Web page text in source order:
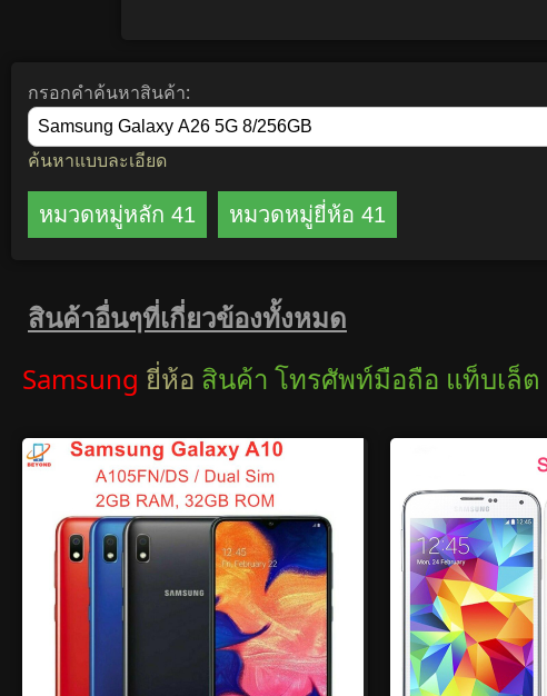
กรอกคำค้นหาสินค้า:
ค้นหาแบบละเอียด
หมวดหมู่หลัก 41 หมวดหมู่ยี่ห้อ 41
สินค้าอื่นๆที่เกี่ยวข้องทั้งหมด
Samsung ยี่ห้อ สินค้า โทรศัพท์มือถือ แท็บเล็ต